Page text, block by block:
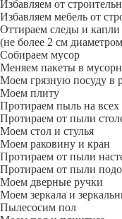
Избавляем от
Избавляем мебель от
Оттираем следы и капли
(не более 2 см
Собираем мусор
Меняем пакеты в
Моем грязную посуду в
Моем плиту
Протираем пыль на
Протираем от пыли
Моем стол и стулья
Моем раковину и кран
Протираем от пыли
Протираем от пыли
Моем дверные ручки
Моем зеркала и
Пылесосим пол